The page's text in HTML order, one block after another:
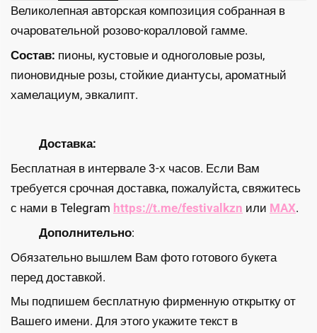
Великолепная авторская композиция собранная в
очаровательной розово-коралловой гамме.
Состав: пионы, кустовые и одноголовые розы,
пионовидные розы, стойкие диантусы, ароматный
хамелациум, эвкалипт.
Доставка:
Бесплатная в интервале 3-х часов. Если Вам
требуется срочная доставка, пожалуйста, свяжитесь
с нами в Telegram https://t.me/festivalkzn или MAX.
Дополнительно:
Обязательно вышлем Вам фото готового букета
перед доставкой.
Мы подпишем бесплатную фирменную открытку от
Вашего имени. Для этого укажите текст в